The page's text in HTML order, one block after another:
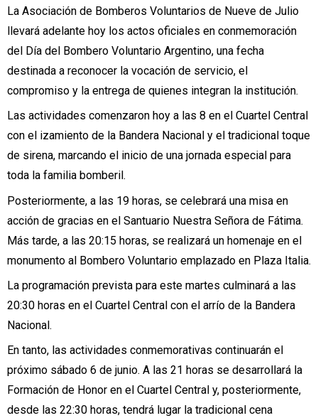
La Asociación de Bomberos Voluntarios de Nueve de Julio
llevará adelante hoy los actos oficiales en conmemoración
del Día del Bombero Voluntario Argentino, una fecha
destinada a reconocer la vocación de servicio, el
compromiso y la entrega de quienes integran la institución.
Las actividades comenzaron hoy a las 8 en el Cuartel Central
con el izamiento de la Bandera Nacional y el tradicional toque
de sirena, marcando el inicio de una jornada especial para
toda la familia bomberil.
Posteriormente, a las 19 horas, se celebrará una misa en
acción de gracias en el Santuario Nuestra Señora de Fátima.
Más tarde, a las 20:15 horas, se realizará un homenaje en el
monumento al Bombero Voluntario emplazado en Plaza Italia.
La programación prevista para este martes culminará a las
20:30 horas en el Cuartel Central con el arrío de la Bandera
Nacional.
En tanto, las actividades conmemorativas continuarán el
próximo sábado 6 de junio. A las 21 horas se desarrollará la
Formación de Honor en el Cuartel Central y, posteriormente,
desde las 22:30 horas, tendrá lugar la tradicional cena